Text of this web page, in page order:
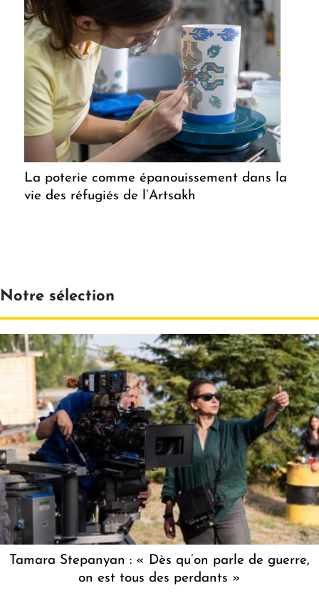
La poterie comme épanouissement dans la
vie des réfugiés de l’Artsakh
Notre sélection
Tamara Stepanyan : « Dès qu’on parle de guerre,
on est tous des perdants »